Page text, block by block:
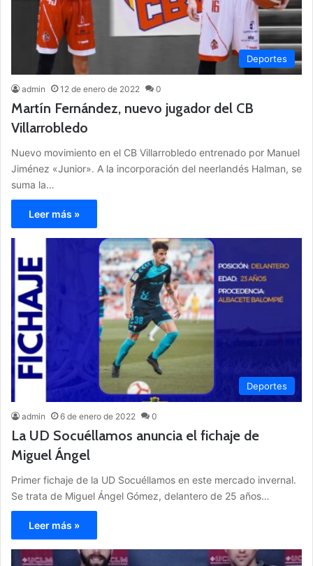
Deportes
admin 12 de enero de 2022 0
Martín Fernández, nuevo jugador del CB
Villarrobledo
Nuevo movimiento en el CB Villarrobledo entrenado por Manuel
Jiménez «Junior». A la incorporación del neerlandés Halman, se
suma la…
Leer más »
Deportes
admin 6 de enero de 2022 0
La UD Socuéllamos anuncia el fichaje de
Miguel Ángel
Primer fichaje de la UD Socuéllamos en este mercado invernal.
Se trata de Miguel Ángel Gómez, delantero de 25 años…
Leer más »